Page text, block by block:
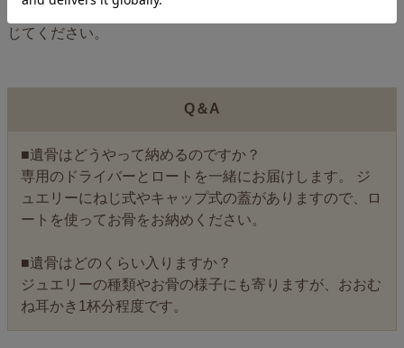
しながら、 ペットちゃんに見守られるあたたかさと絆を感
じてください。
Q＆A
■遺骨はどうやって納めるのですか？
専用のドライバーとロートを一緒にお届けします。 ジ
ュエリーにねじ式やキャップ式の蓋がありますので、ロ
ートを使ってお骨をお納めください。
■遺骨はどのくらい入りますか？
ジュエリーの種類やお骨の様子にも寄りますが、おおむ
ね耳かき1杯分程度です。